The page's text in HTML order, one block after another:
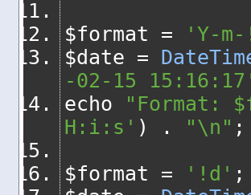
$format =
'Y-
$date =
-02-15
echo
"Format:
H:i:s' ) . "\n" ;
$format = '!d' ;